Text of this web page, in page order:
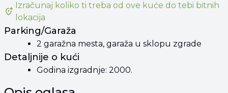
Izračunaj koliko ti treba od ove kuće do tebi bitnih
lokacija
Parking/Garaža
2 garažna mesta, garaža u sklopu zgrade
Detaljnije o kući
Godina izgradnje: 2000.